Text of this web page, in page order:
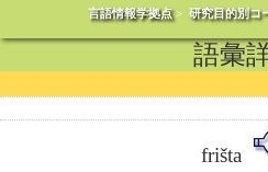
言語情報学拠点> 研究目的別コ
語彙
frišta